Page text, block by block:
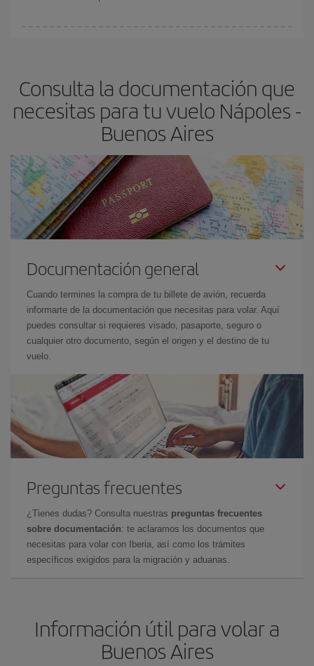
Consulta la documentación que
necesitas para tu vuelo Nápoles -
Buenos Aires
Documentación general
Cuando termines la compra de tu billete de avión, recuerda
informarte de la documentación que necesitas para volar. Aquí
puedes consultar si requieres visado, pasaporte, seguro o
cualquier otro documento, según el origen y el destino de tu
vuelo.
Preguntas frecuentes
¿Tienes dudas? Consulta nuestras preguntas frecuentes
sobre documentación: te aclaramos los documentos que
necesitas para volar con Iberia, así como los trámites
específicos exigidos para la migración y aduanas.
Información útil para volar a
Buenos Aires